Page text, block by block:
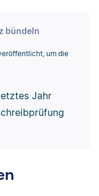
bündeln
um die
Jahr